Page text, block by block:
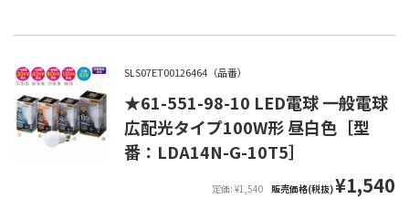
SLS07ET00126464（品番）
★61-551-98-10 LED電球 一般電球
広配光タイプ100W形 昼白色［型
番：LDA14N-G-10T5］
定価: ¥1,540 販売価格(税抜)¥1,540